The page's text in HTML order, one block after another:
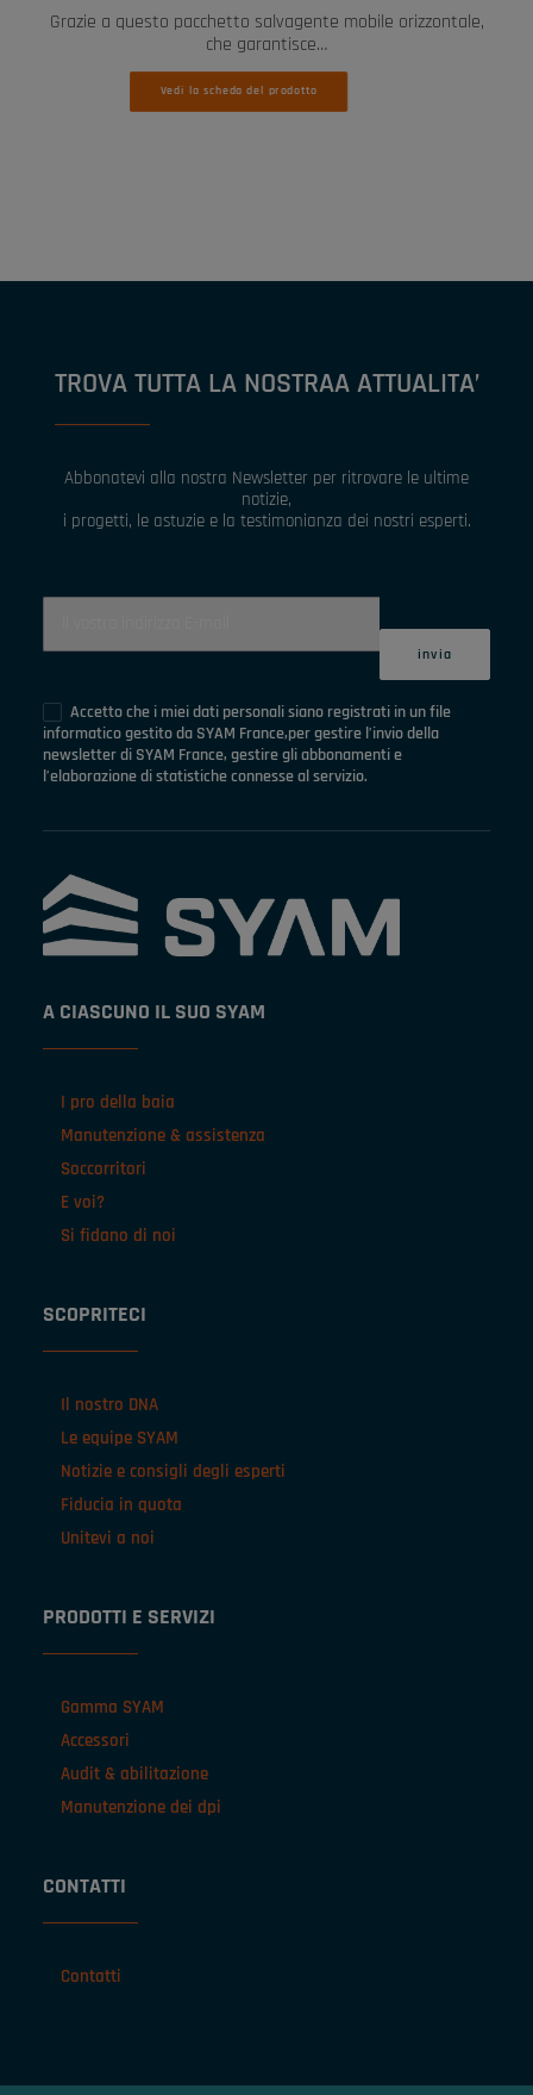
Grazie a questo pacchetto salvagente mobile orizzontale,
che garantisce…
Vedi la scheda del prodotto
TROVA TUTTA LA NOSTRAA ATTUALITA’
Abbonatevi alla nostra Newsletter per ritrovare le ultime
notizie,
i progetti, le astuzie e la testimonianza dei nostri esperti.
Accetto che i miei dati personali siano registrati in un file
informatico gestito da SYAM France,per gestire l’invio della
newsletter di SYAM France, gestire gli abbonamenti e
l’elaborazione di statistiche connesse al servizio.
A CIASCUNO IL SUO SYAM
I pro della baia
Manutenzione & assistenza
Soccorritori
E voi?
Si fidano di noi
SCOPRITECI
Il nostro DNA
Le equipe SYAM
Notizie e consigli degli esperti
Fiducia in quota
Unitevi a noi
PRODOTTI E SERVIZI
Gamma SYAM
Accessori
Audit & abilitazione
Manutenzione dei dpi
CONTATTI
Contatti